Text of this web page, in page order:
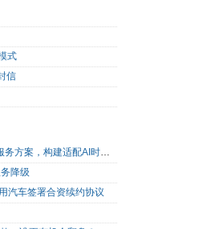
式
信
IBM与红帽扩展Lightwell服务方案，构建适配AI时代开源生态的可信基础设施
降级
汽车签署合资续约协议